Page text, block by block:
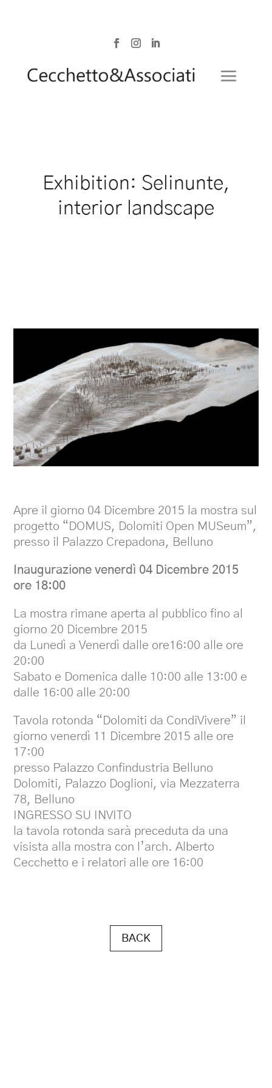
Exhibition: Selinunte,
interior landscape
Apre il giorno 04 Dicembre 2015 la mostra sul
progetto “DOMUS, Dolomiti Open MUSeum”,
presso il Palazzo Crepadona, Belluno
Inaugurazione venerdì 04 Dicembre 2015
ore 18:00
La mostra rimane aperta al pubblico fino al
giorno 20 Dicembre 2015
da Lunedì a Venerdì dalle ore16:00 alle ore
20:00
Sabato e Domenica dalle 10:00 alle 13:00 e
dalle 16:00 alle 20:00
Tavola rotonda “Dolomiti da CondiVivere” il
giorno venerdì 11 Dicembre 2015 alle ore
17:00
presso Palazzo Confindustria Belluno
Dolomiti, Palazzo Doglioni, via Mezzaterra
78, Belluno
INGRESSO SU INVITO
la tavola rotonda sarà preceduta da una
visista alla mostra con l’arch. Alberto
Cecchetto e i relatori alle ore 16:00
BACK